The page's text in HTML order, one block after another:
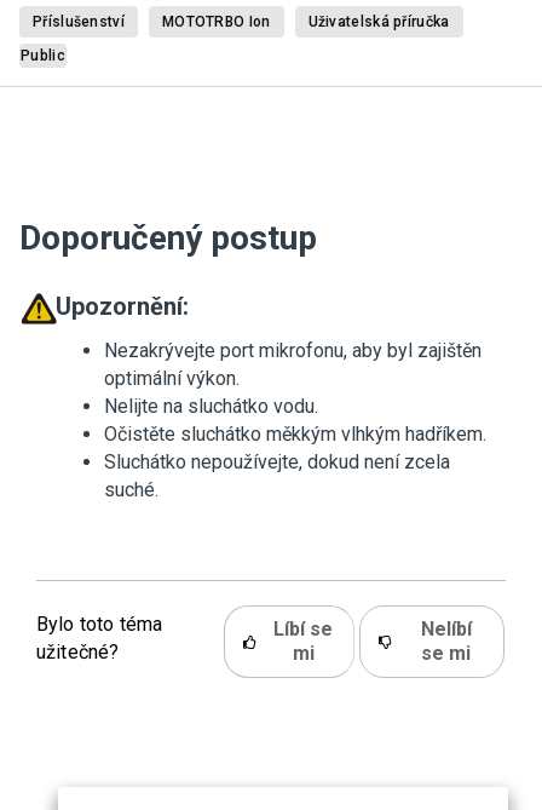
Příslušenství MOTOTRBO Ion
Uživatelská příručka
Public
Doporučený postup
Upozornění:
Nezakrývejte port mikrofonu, aby byl zajištěn
optimální výkon.
Nelijte na sluchátko vodu.
Očistěte sluchátko měkkým vlhkým hadříkem.
Sluchátko nepoužívejte, dokud není zcela
suché.
Bylo toto téma
užitečné?
Líbí se
mi
Nelíbí
se mi